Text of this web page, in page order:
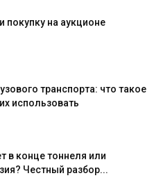
покупку на аукционе
транспорта: что такое
использовать
в конце тоннеля или
Честный разбор...